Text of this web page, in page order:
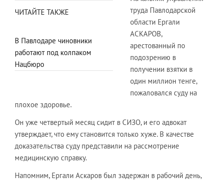
ЧИТАЙТЕ ТАКЖЕ
В Павлодаре чиновники
работают под колпаком
Нацбюро
труда Павлодарской
области Ергали
АСКАРОВ,
арестованный по
подозрению в
получении взятки в
один миллион тенге,
пожаловался суду на
плохое здоровье.
Он уже четвертый месяц сидит в СИЗО, и его адвокат
утверждает, что ему становится только хуже. В качестве
доказательства суду представили на рассмотрение
медицинскую справку.
Напомним, Ергали Аскаров был задержан в рабочий день,